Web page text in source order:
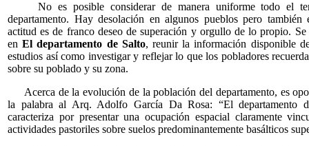
No es posible considerar de manera uniforme todo el
departamento. Hay desolación en algunos pueblos pero también
actitud es de franco deseo de superación y orgullo de lo propio.
enEl departamento de Salto, reunir la información disponible
estudios así como investigar y reflejar lo que los pobladores
sobre su poblado y su zona.
Acerca de la evolución de la población del departamento, es
la palabra al Arq. Adolfo García Da Rosa: “El departamento
caracteriza por presentar una ocupación espacial claramente
actividades pastoriles sobre suelos predominantemente basálticos